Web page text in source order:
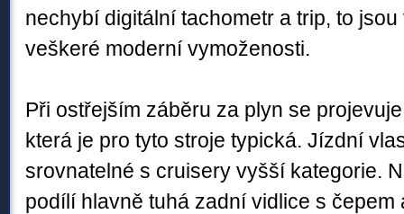
nechybí digitální tachometr a trip, to
veškeré moderní vymoženosti.
Při ostřejším záběru za plyn se
která je pro tyto stroje typická. Jízdní
srovnatelné s cruisery vyšší kategorie.
podílí hlavně tuhá zadní vidlice s čepem